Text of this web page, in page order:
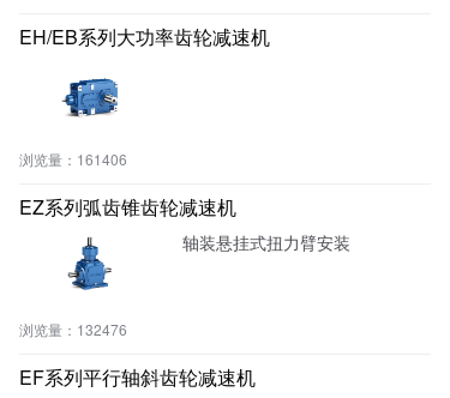
EH/EB系列大功率齿轮减速机
浏览量： 161406
EZ系列弧齿锥齿轮减速机
轴装悬挂式扭力臂安装
浏览量： 132476
EF系列平行轴斜齿轮减速机